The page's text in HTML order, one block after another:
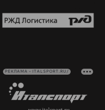
РЕКЛАМА • ITALSPORT.RU/